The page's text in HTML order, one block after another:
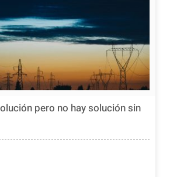
pero no hay solución sin